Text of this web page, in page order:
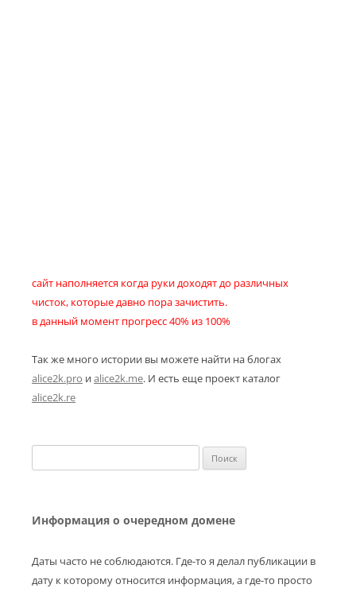
сайт наполняется когда руки доходят до различных
чисток, которые давно пора зачистить.
в данный момент прогресс 40% из 100%
Так же много истории вы можете найти на блогах
alice2k.pro иalice2k.me. И есть еще проект каталог
alice2k.re
Информация о очередном домене
Даты часто не соблюдаются. Где-то я делал публикации в
дату к которому относится информация, а где-то просто